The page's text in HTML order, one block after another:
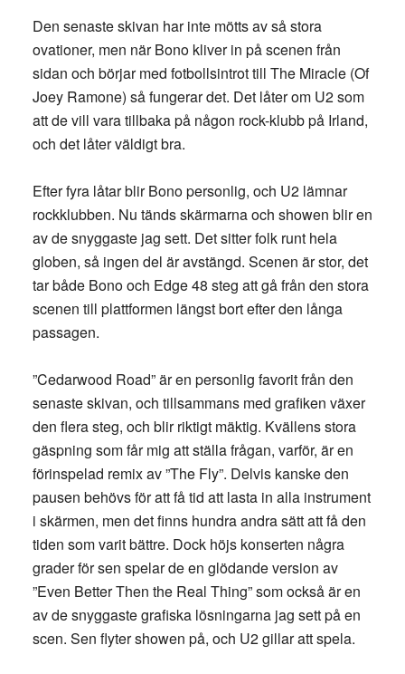
Den senaste skivan har inte mötts av så stora
ovationer, men när Bono kliver in på scenen från
sidan och börjar med fotbollsintrot till The Miracle (Of
Joey Ramone) så fungerar det. Det låter om U2 som
att de vill vara tillbaka på någon rock-klubb på Irland,
och det låter väldigt bra.
Efter fyra låtar blir Bono personlig, och U2 lämnar
rockklubben. Nu tänds skärmarna och showen blir en
av de snyggaste jag sett. Det sitter folk runt hela
globen, så ingen del är avstängd. Scenen är stor, det
tar både Bono och Edge 48 steg att gå från den stora
scenen till plattformen längst bort efter den långa
passagen.
”Cedarwood Road” är en personlig favorit från den
senaste skivan, och tillsammans med grafiken växer
den flera steg, och blir riktigt mäktig. Kvällens stora
gäspning som får mig att ställa frågan, varför, är en
förinspelad remix av ”The Fly”. Delvis kanske den
pausen behövs för att få tid att lasta in alla instrument
i skärmen, men det finns hundra andra sätt att få den
tiden som varit bättre. Dock höjs konserten några
grader för sen spelar de en glödande version av
”Even Better Then the Real Thing” som också är en
av de snyggaste grafiska lösningarna jag sett på en
scen. Sen flyter showen på, och U2 gillar att spela.